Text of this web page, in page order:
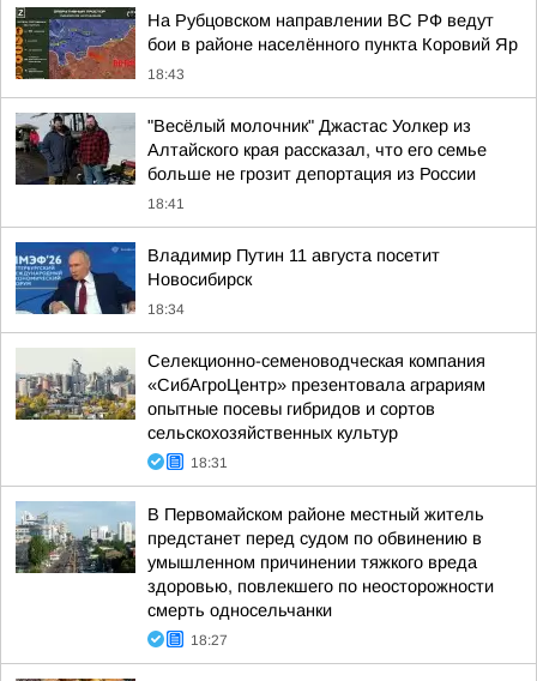
На Рубцовском направлении ВС РФ ведут
бои в районе населённого пункта Коровий Яр
18:43
"Весёлый молочник" Джастас Уолкер из
Алтайского края рассказал, что его семье
больше не грозит депортация из России
18:41
Владимир Путин 11 августа посетит
Новосибирск
18:34
Cелекционно-семеноводческая компания
«СибАгроЦентр» презентовала аграриям
опытные посевы гибридов и сортов
сельскохозяйственных культур
18:31
В Первомайском районе местный житель
предстанет перед судом по обвинению в
умышленном причинении тяжкого вреда
здоровью, повлекшего по неосторожности
смерть односельчанки
18:27